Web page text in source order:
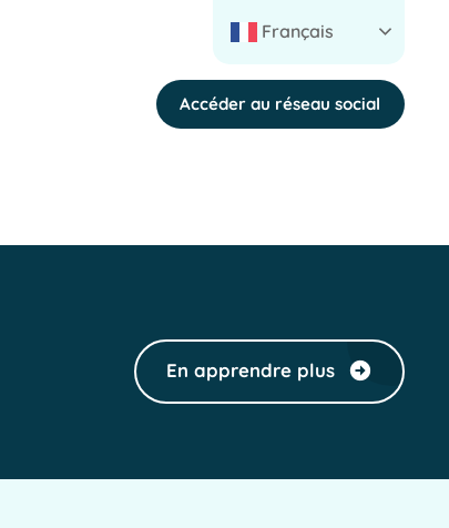
Français
Accéder au réseau social
En apprendre plus